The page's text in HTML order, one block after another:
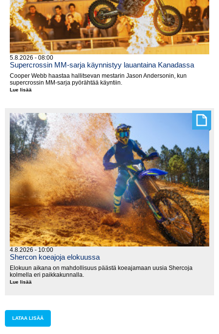
5.8.2026 - 08:00
Supercrossin MM-sarja käynnistyy lauantaina Kanadassa
Cooper Webb haastaa hallitsevan mestarin Jason Andersonin, kun
supercrossin MM-sarja pyörähtää käyntiin.
Lue lisää
lauantaina
Kanadassa
4.8.2026 - 10:00
Shercon koeajoja elokuussa
Elokuun aikana on mahdollisuus päästä koeajamaan uusia Shercoja
kolmella eri paikkakunnalla.
Lue lisää
LATAA LISÄÄ